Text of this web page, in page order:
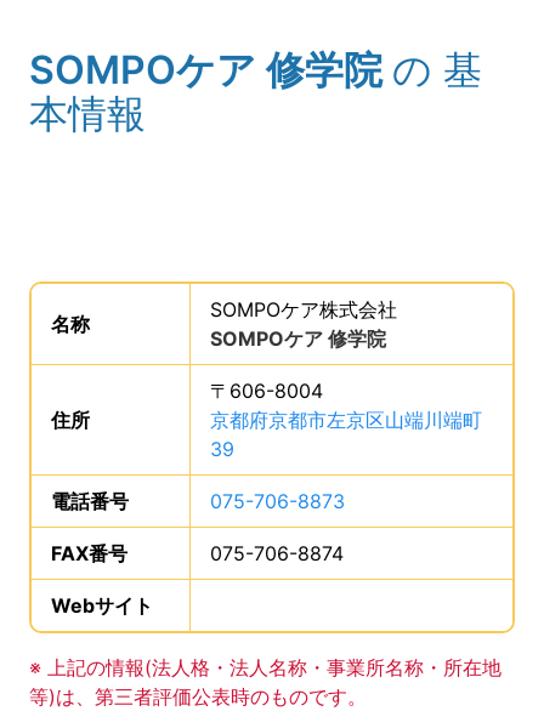
(タイトル)
SOMPOケア 修学院 の 基
本情報
事業所の基礎データを読み上げます。
名称は、
SOMPOケア株式会社
SOMPOケア 修学院、です。
住所
〒606-8004
京都府京都市左京区山端川端町
39
電話番号 075-706-8873
FAX番号 075-706-8874
Webサイト
事業所の基礎データの読み上げは以上です。
※ 上記の情報(法人格・法人名称・事業所名称・所在地
等)は、第三者評価公表時のものです。